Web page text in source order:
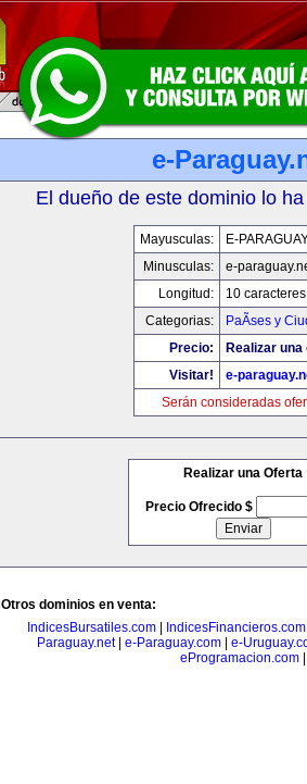
e-
El dueño de este dominio lo
Mayusculas:
E-
Minusculas:
e-
Longitud:
10 caracteres
Categorias:
PaÃ­ses y
Precio:
Realizar
Visitar!
e-
Serán consideradas
Realizar una Oferta
Precio Ofrecido $
Otros dominios en venta:
IndicesBursatiles.com
IndicesFinancieros.com
Paraguay.net| e-Paraguay.com| e-
eProgramacion.com